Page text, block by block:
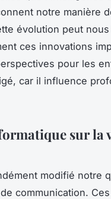
notre manière
évolution peut
ces innovations
pour les
car il influence
sur la
modifié notre
communication.